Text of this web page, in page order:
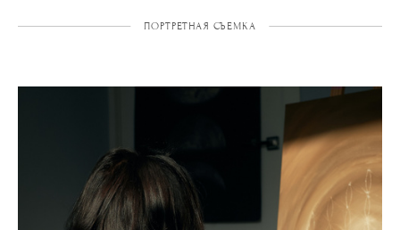
ПОРТРЕТНАЯ СЪЕМКА